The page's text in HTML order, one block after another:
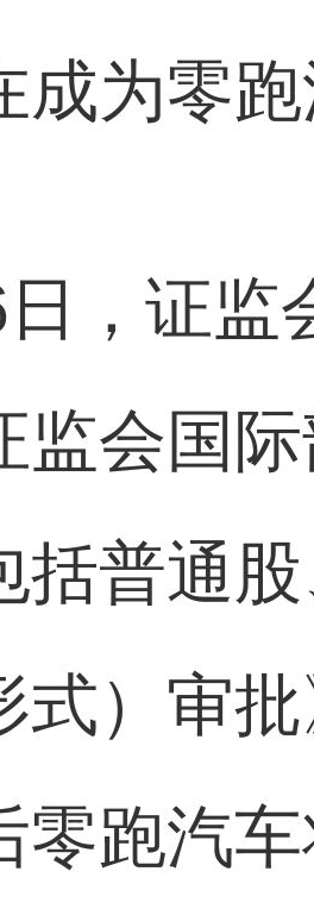
为零跑
，证监
监会国
括普通
式）审
零跑汽